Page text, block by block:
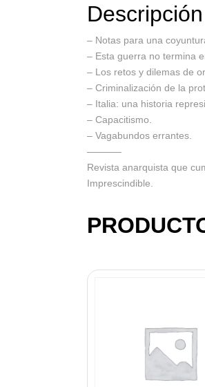
Descripción
– Notas para una
– Esta guerra no termina
– Los retos y dilemas de
– Criminalización de la
– Italia: una historia
– Capacitismo.
– Vagabundos errantes.
———–
Revista anarquista que
Imprescindible.